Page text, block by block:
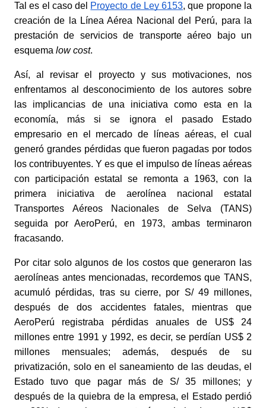
Tal es el caso del Proyecto de Ley 6153, que propone la
creación de la Línea Aérea Nacional del Perú, para la
prestación de servicios de transporte aéreo bajo un
esquema low cost.
Así, al revisar el proyecto y sus motivaciones, nos
enfrentamos al desconocimiento de los autores sobre
las implicancias de una iniciativa como esta en la
economía, más si se ignora el pasado Estado
empresario en el mercado de líneas aéreas, el cual
generó grandes pérdidas que fueron pagadas por todos
los contribuyentes. Y es que el impulso de líneas aéreas
con participación estatal se remonta a 1963, con la
primera iniciativa de aerolínea nacional estatal
Transportes Aéreos Nacionales de Selva (TANS)
seguida por AeroPerú, en 1973, ambas terminaron
fracasando.
Por citar solo algunos de los costos que generaron las
aerolíneas antes mencionadas, recordemos que TANS,
acumuló pérdidas, tras su cierre, por S/ 49 millones,
después de dos accidentes fatales, mientras que
AeroPerú registraba pérdidas anuales de US$ 24
millones entre 1991 y 1992, es decir, se perdían US$ 2
millones mensuales; además, después de su
privatización, solo en el saneamiento de las deudas, el
Estado tuvo que pagar más de S/ 35 millones; y
después de la quiebra de la empresa, el Estado perdió